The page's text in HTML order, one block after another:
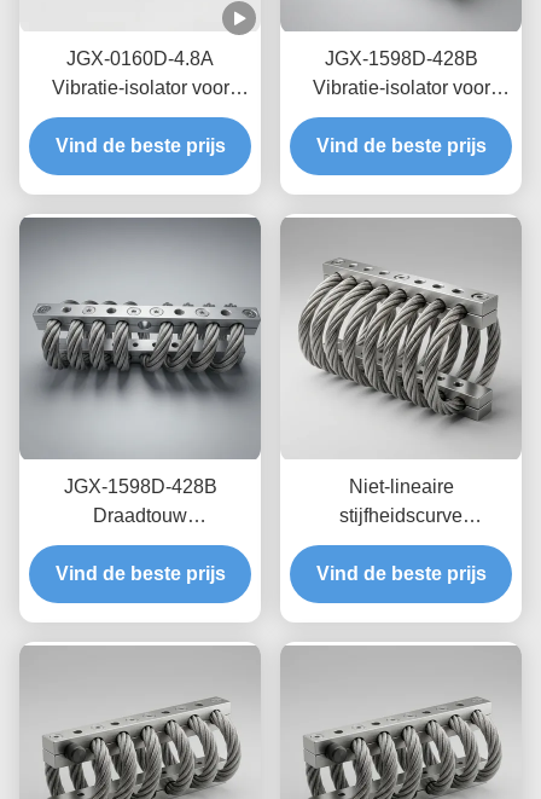
JGX-0160D-4.8A
Vibratie-isolator voor
zeedraden op zee,
onderhoudsvrij, van
roestvrij staal
Vind de beste prijs
JGX-1598D-428B
Vibratie-isolator voor
draadtouwen met nul-
kruip-olievrije
wrijvingsdemping voor
Vind de beste prijs
JGX-1598D-428B
Draadtouw
Trillingsisolator Schimmel
Chemisch wasbestendige
isolatie van roestvrij staal
Vind de beste prijs
Niet-lineaire
stijfheidscurve
draadkabelisolator JGX-
2228D-665B
Milieuvriendelijke
Vind de beste prijs